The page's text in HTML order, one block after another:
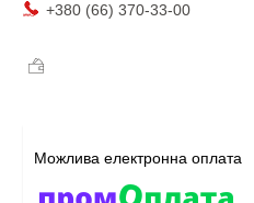
+380 (66) 370-33-00